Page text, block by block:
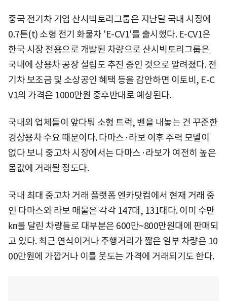
중국 전기차 기업 산시빅토리그룹은 지난달 국내 시장에
0.7톤(t) 소형 전기 화물차 'E-CV1'를 출시했다. E-CV1은
한국 시장 전용으로 개발된 차량으로 산시빅토리그룹은
국내에 상용차 공장 설립도 추진 중인 것으로 알려졌다. 전
기차 보조금 및 소상공인 혜택 등을 감안하면 이토비, E-C
V1의 가격은 1000만원 중후반대로 예상된다.
국내외 업체들이 앞다퉈 소형 트럭, 밴을 내놓는 건 꾸준한
경상용차 수요 때문이다. 다마스·라보 이후 주력 모델이
없다 보니 중고차 시장에서는 다마스·라보가 여전히 높은
몸값에 거래될 정도다.
국내 최대 중고차 거래 플랫폼 엔카닷컴에서 현재 거래 중
인 다마스와 라보 매물은 각각 147대, 131대다. 이미 수만
㎞를 달린 차량들로 대부분은 600만~800만원대에 판매되
고 있다. 최근 연식이거나 주행거리가 짧은 일부 차량은 10
00만원에 가깝거나 이를 웃도는 가격에 거래되기도 한다.